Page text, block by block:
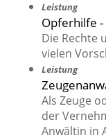
Leistung
Opferhilfe
Die Rechte
vielen
Leistung
Als Zeuge
der
Anwältin in